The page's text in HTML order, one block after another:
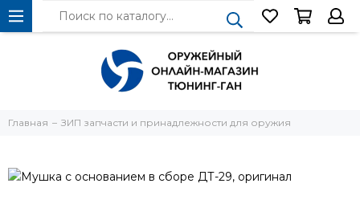
Главная ЗИП запчасти и принадлежности для оружия